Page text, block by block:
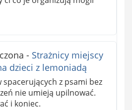
- Strażnicy miejscy
dzieci z lemoniadą
spacerujących z psami bez
nie umieją upilnować.
i koniec.